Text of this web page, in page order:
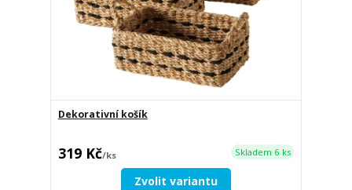
Dekorativní košík
319 Kč/ks Skladem 6 ks
Zvolit variantu